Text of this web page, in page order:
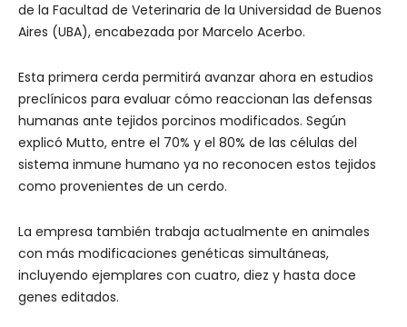
de la Facultad de Veterinaria de la Universidad de Buenos
Aires (UBA), encabezada por Marcelo Acerbo.
Esta primera cerda permitirá avanzar ahora en estudios
preclínicos para evaluar cómo reaccionan las defensas
humanas ante tejidos porcinos modificados. Según
explicó Mutto, entre el 70% y el 80% de las células del
sistema inmune humano ya no reconocen estos tejidos
como provenientes de un cerdo.
La empresa también trabaja actualmente en animales
con más modificaciones genéticas simultáneas,
incluyendo ejemplares con cuatro, diez y hasta doce
genes editados.